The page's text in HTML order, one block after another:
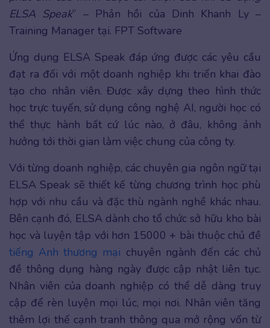
ELSA Speak” – Phản hồi của Dinh Khanh Ly –
Training Manager tại. FPT Software
Ứng dụng ELSA Speak đáp ứng được các yêu cầu
đạt ra đối với một doanh nghiệp khi triển khai đào
tạo cho nhân viên. Được xây dựng theo hình thức
học trực tuyến, sử dụng công nghệ AI, người học có
thể thực hành bất cứ lúc nào, ở đâu, không ảnh
hưởng tới thời gian làm việc chung của công ty.
Với từng doanh nghiệp, các chuyên gia ngôn ngữ tại
ELSA Speak sẽ thiết kế từng chương trình học phù
hợp với nhu cầu và đặc thù ngành nghề khác nhau.
Bên cạnh đó, ELSA dành cho tổ chức sở hữu kho bài
học và luyện tập với hơn 15000 + bài thuộc chủ đề
tiếng Anh thương mại chuyên ngành đến các chủ
đề thông dụng hàng ngày được cập nhật liên tục.
Nhân viên của doanh nghiệp có thể dễ dàng truy
cập để rèn luyện mọi lúc, mọi nơi. Nhân viên tăng
thêm lợi thế cạnh tranh thông qua mở rộng vốn từ